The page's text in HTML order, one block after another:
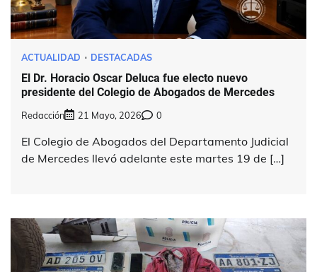
ACTUALIDAD DESTACADAS
El Dr. Horacio Oscar Deluca fue electo nuevo
presidente del Colegio de Abogados de Mercedes
Redacción 21 Mayo, 2026 0
El Colegio de Abogados del Departamento Judicial
de Mercedes llevó adelante este martes 19 de […]